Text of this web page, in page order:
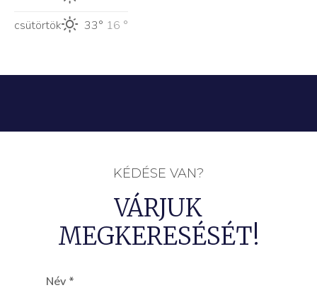
csütörtök
33° 16 °
KÉDÉSE VAN?
VÁRJUK
MEGKERESÉSÉT!